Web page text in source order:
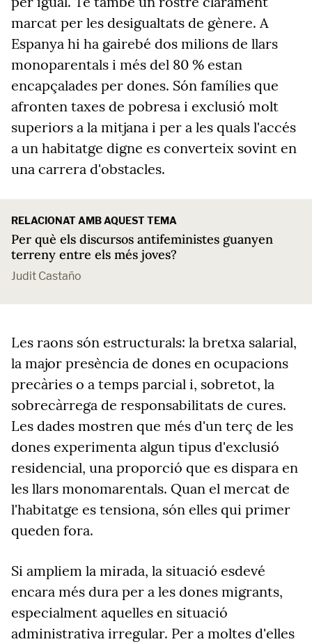
marcat per les desigualtats de gènere. A
Espanya hi ha gairebé dos milions de llars
monoparentals i més del 80 % estan
encapçalades per dones. Són famílies que
afronten taxes de pobresa i exclusió molt
superiors a la mitjana i per a les quals l'accés
a un habitatge digne es converteix sovint en
una carrera d'obstacles.
RELACIONAT AMB AQUEST TEMA
Per què els discursos antifeministes guanyen
terreny entre els més joves?
Judit Castaño
Les raons són estructurals: la bretxa salarial,
la major presència de dones en ocupacions
precàries o a temps parcial i, sobretot, la
sobrecàrrega de responsabilitats de cures.
Les dades mostren que més d'un terç de les
dones experimenta algun tipus d'exclusió
residencial, una proporció que es dispara en
les llars monomarentals. Quan el mercat de
l'habitatge es tensiona, són elles qui primer
queden fora.
Si ampliem la mirada, la situació esdevé
encara més dura per a les dones migrants,
especialment aquelles en situació
administrativa irregular. Per a moltes d'elles